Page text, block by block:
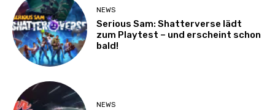
NEWS
Serious Sam: Shatterverse lädt
zum Playtest – und erscheint schon
bald!
NEWS